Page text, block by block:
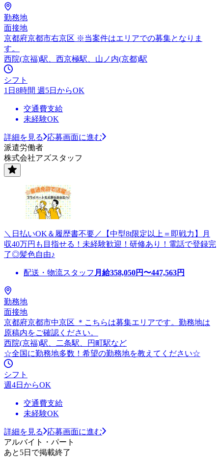
勤務地
面接地
京都府京都市右京区 ※当案件はエリアでの募集となりま
す。
西院(京福)駅、西京極駅、山ノ内(京都)駅
シフト
1日8時間 週5日からOK
交通費支給
未経験OK
詳細を見る
応募画面に進む
派遣労働者
株式会社アズスタッフ
＼日払いOK＆履歴書不要／【中型8t限定以上＝即戦力】月
収40万円も目指せる！未経験歓迎！研修あり！電話で登録完
了◎髪色自由♪
配送・物流スタッフ 月給358,050円〜447,563円
勤務地
面接地
京都府京都市中京区 ＊こちらは募集エリアです。勤務地は
原稿内をご確認ください。
西院(京福)駅、二条駅、円町駅など
☆全国に勤務地多数！希望の勤務地を教えてください☆
シフト
週4日からOK
交通費支給
未経験OK
詳細を見る
応募画面に進む
アルバイト・パート
あと5日で掲載終了